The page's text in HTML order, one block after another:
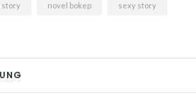
story novel bokep sexy story